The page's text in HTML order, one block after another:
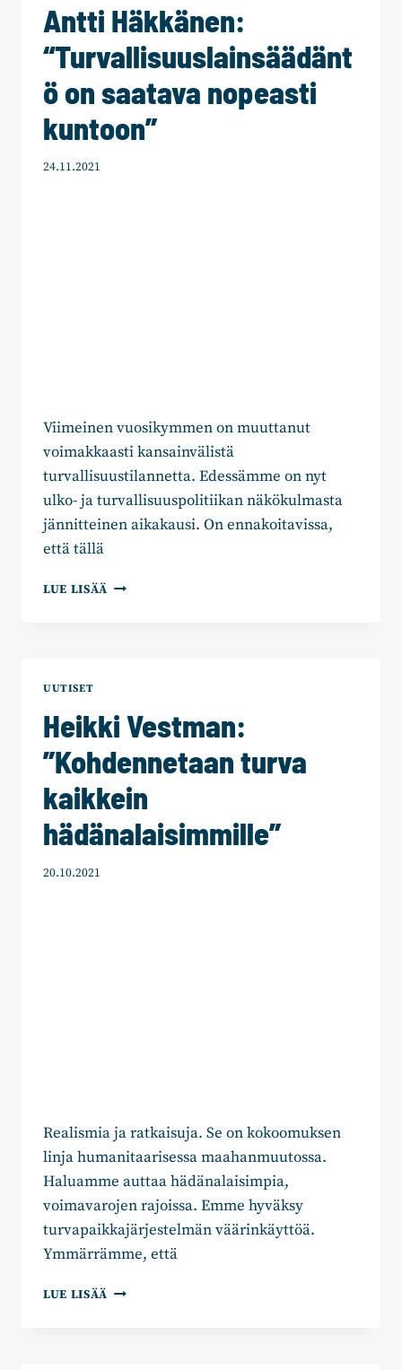
Antti Häkkänen:
“Turvallisuuslainsäädänt
ö on saatava nopeasti
kuntoon”
24.11.2021
Viimeinen vuosikymmen on muuttanut
voimakkaasti kansainvälistä
turvallisuustilannetta. Edessämme on nyt
ulko- ja turvallisuuspolitiikan näkökulmasta
jännitteinen aikakausi. On ennakoitavissa,
että tällä
LUE LISÄÄ ANTTI
UUTISET
Heikki Vestman:
”Kohdennetaan turva
kaikkein
hädänalaisimmille”
20.10.2021
Realismia ja ratkaisuja. Se on kokoomuksen
linja humanitaarisessa maahanmuutossa.
Haluamme auttaa hädänalaisimpia,
voimavarojen rajoissa. Emme hyväksy
turvapaikkajärjestelmän väärinkäyttöä.
Ymmärrämme, että
LUE LISÄÄ HEIKKI